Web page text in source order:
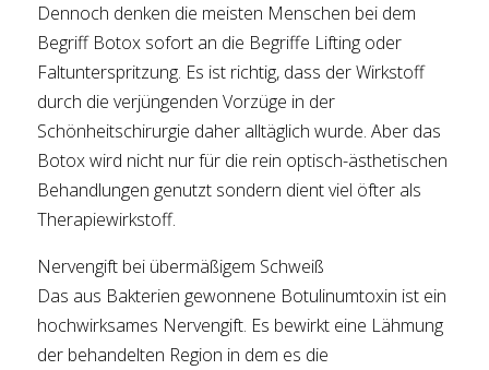
Dennoch denken die meisten Menschen bei dem
Begriff Botox sofort an die Begriffe Lifting oder
Faltunterspritzung. Es ist richtig, dass der Wirkstoff
durch die verjüngenden Vorzüge in der
Schönheitschirurgie daher alltäglich wurde. Aber das
Botox wird nicht nur für die rein optisch-ästhetischen
Behandlungen genutzt sondern dient viel öfter als
Therapiewirkstoff.
Nervengift bei übermäßigem Schweiß
Das aus Bakterien gewonnene Botulinumtoxin ist ein
hochwirksames Nervengift. Es bewirkt eine Lähmung
der behandelten Region in dem es die